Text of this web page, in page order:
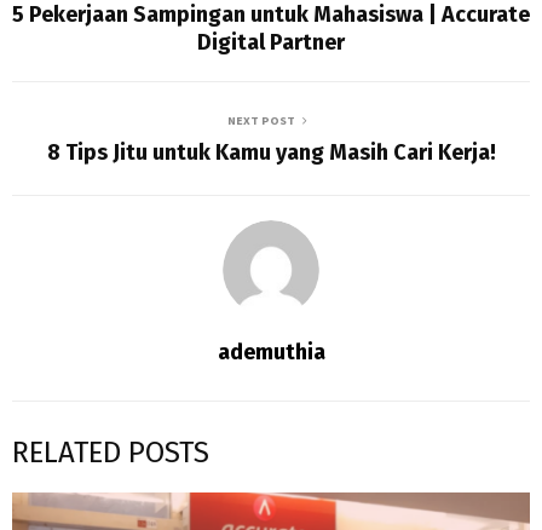
5 Pekerjaan Sampingan untuk Mahasiswa | Accurate
Digital Partner
NEXT POST
8 Tips Jitu untuk Kamu yang Masih Cari Kerja!
ademuthia
RELATED POSTS